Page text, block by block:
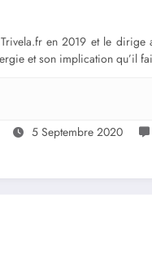
en 2019 et le dirige
et son implication qu’il
5 Septembre 2020